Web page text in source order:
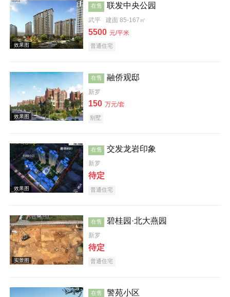
效果图
样板间
效果图
在售 联发中央公园
武平 建面 85-167㎡
5500 元/平米
普通住宅
在售 融侨观邸
新罗
150 万元/套
别墅
在售 交发龙岩印象
新罗
待定
普通住宅
在售 碧桂园·北大燕园
新罗
待定
普通住宅
在售 警苑小区